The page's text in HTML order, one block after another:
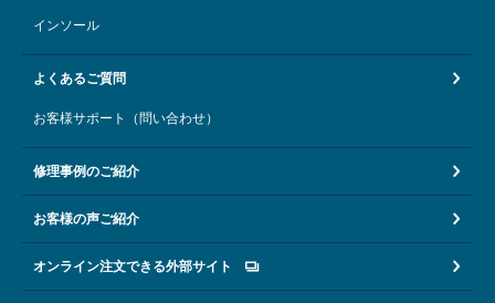
インソール
よくあるご質問
お客様サポート（問い合わせ）
修理事例のご紹介
お客様の声ご紹介
オンライン注文できる外部サイト